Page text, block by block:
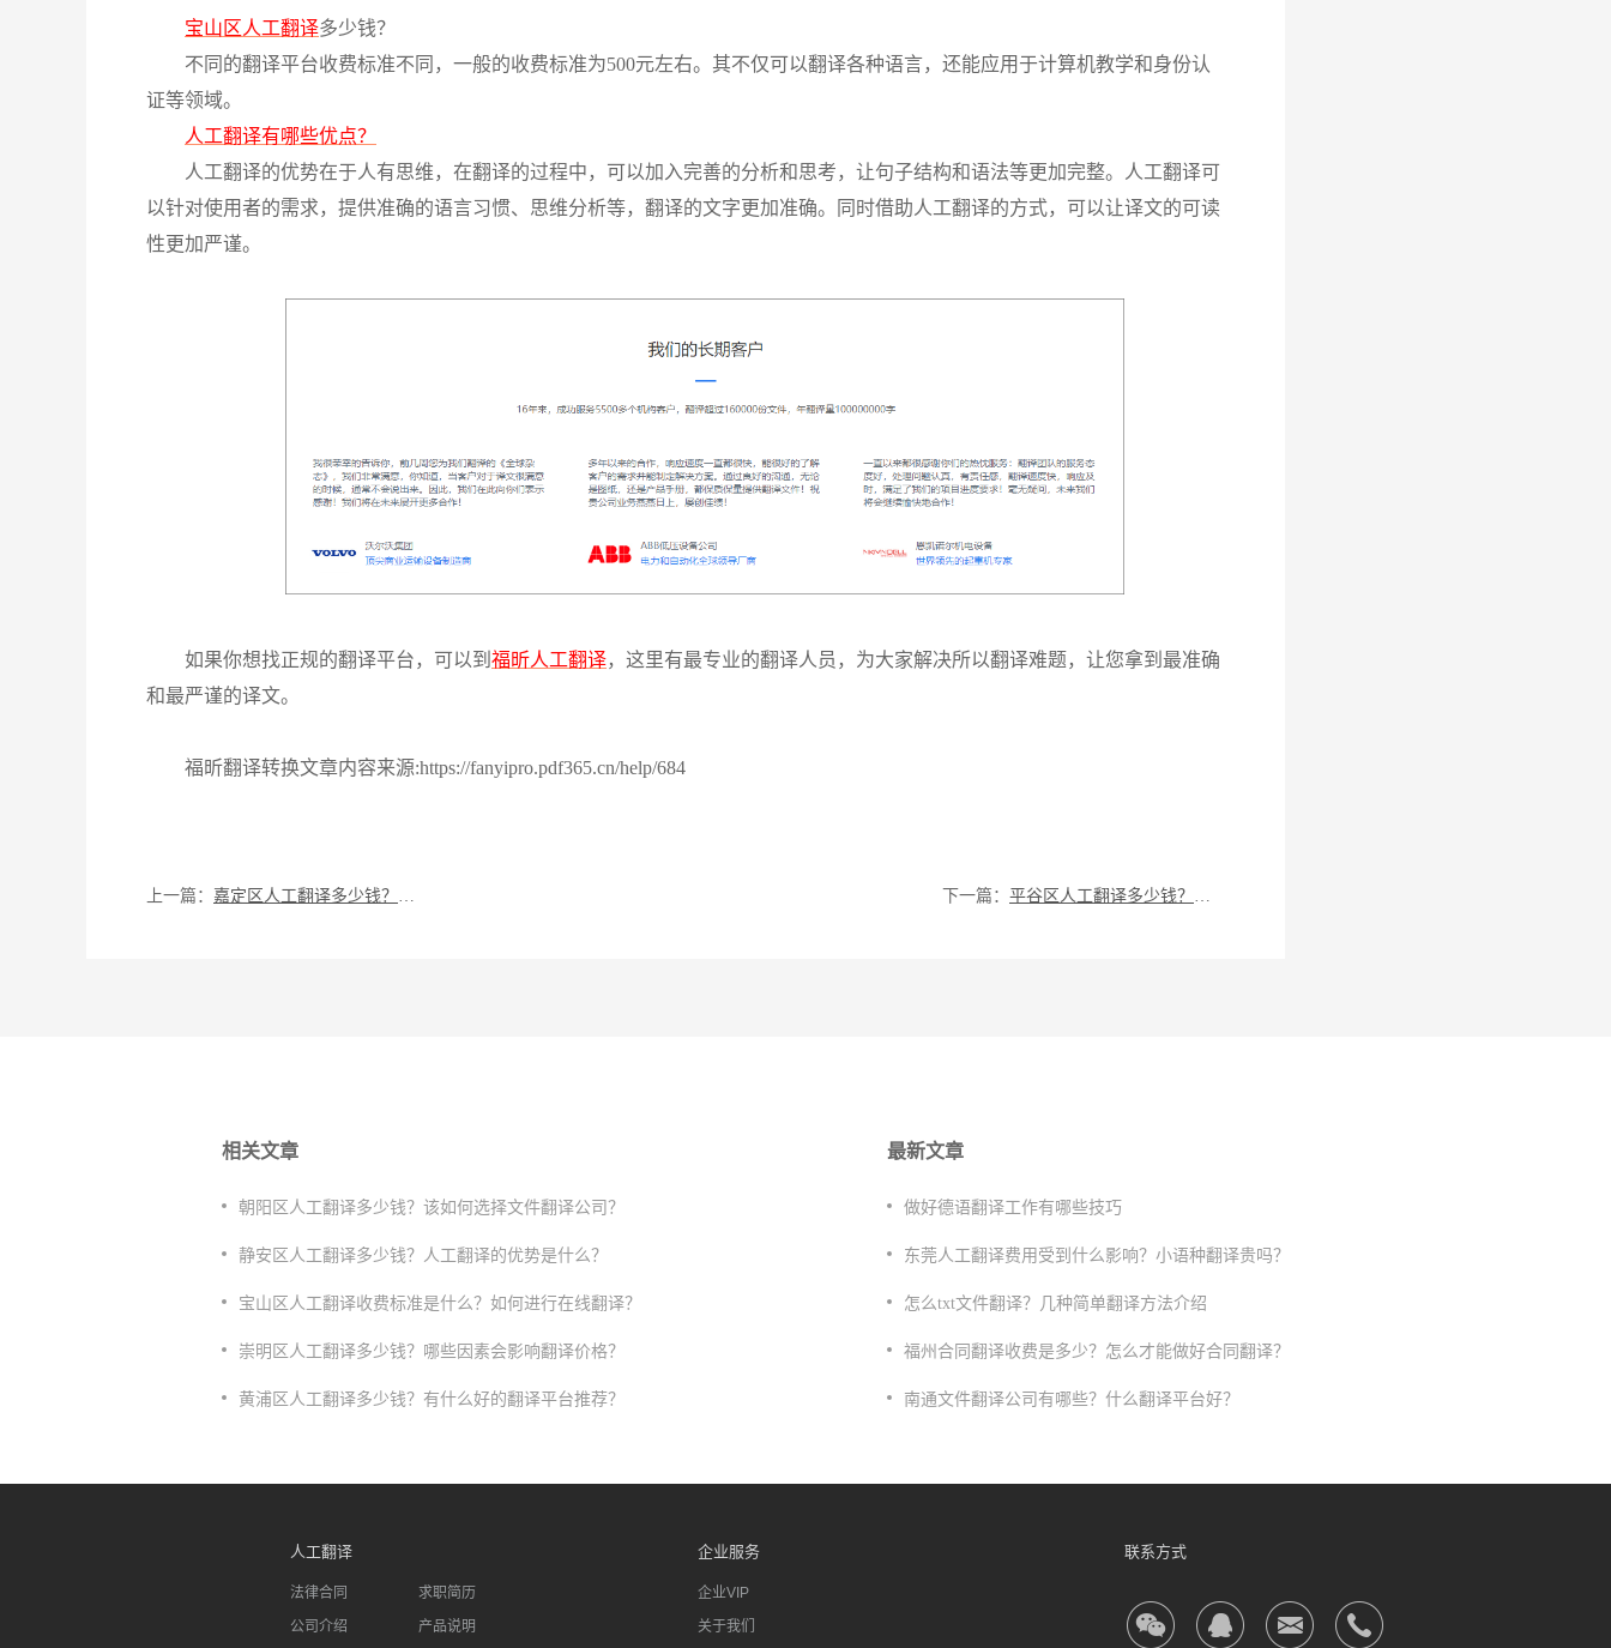
宝山区人工翻译多少钱？
不同的翻译平台收费标准不同，一般的收费标准为500元左右。其不仅可以翻译各种语言，还能应用于计算机教学和身份认
证等领域。
人工翻译有哪些优点？
人工翻译的优势在于人有思维，在翻译的过程中，可以加入完善的分析和思考，让句子结构和语法等更加完整。人工翻译可
以针对使用者的需求，提供准确的语言习惯、思维分析等，翻译的文字更加准确。同时借助人工翻译的方式，可以让译文的可读
性更加严谨。
如果你想找正规的翻译平台，可以到 福昕人工翻译，这里有最专业的翻译人员，为大家解决所以翻译难题，让您拿到最准确
和最严谨的译文。
福昕翻译转换文章内容来源:https://fanyipro.pdf365.cn/help/684
上一篇： 嘉定区人工翻译多少钱？福昕人工翻译平台怎么用？ 下一篇： 平谷区人工翻译多少钱？翻译资料的方式有哪些？
相关文章
朝阳区人工翻译多少钱？该如何选择文件翻译公司？
静安区人工翻译多少钱？人工翻译的优势是什么？
宝山区人工翻译收费标准是什么？如何进行在线翻译？
崇明区人工翻译多少钱？哪些因素会影响翻译价格？
​黄浦区人工翻译多少钱？有什么好的翻译平台推荐？
最新文章
做好德语翻译工作有哪些技巧
东莞人工翻译费用受到什么影响？小语种翻译贵吗？
​怎么txt文件翻译？几种简单翻译方法介绍
福州合同翻译收费是多少？怎么才能做好合同翻译？
​南通文件翻译公司有哪些？什么翻译平台好？
人工翻译
法律合同
公司介绍
求职简历
产品说明
企业服务
企业VIP
关于我们
联系方式